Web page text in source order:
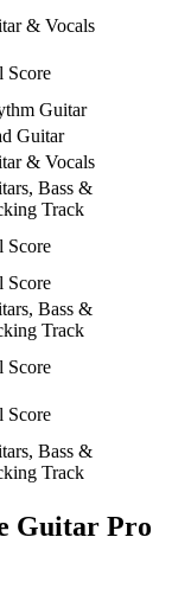
& Vocals
Score
Guitar
Guitar
& Vocals
Bass &
Track
Score
Score
Bass &
Track
Score
Score
Bass &
Track
Guitar Pro